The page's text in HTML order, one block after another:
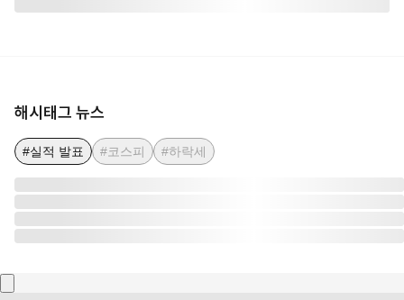
해시태그 뉴스
#실적 발표 #코스피 #하락세